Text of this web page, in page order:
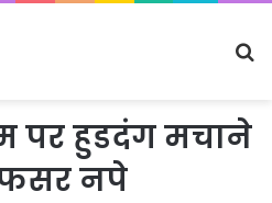
पर हुडदंग मचाने
नपे